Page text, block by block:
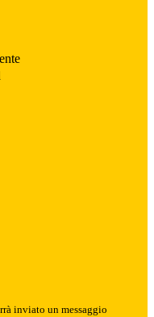
inviato un messaggio